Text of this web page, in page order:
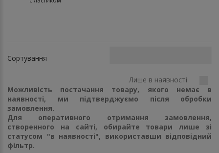
Сортування
Лише в наявності
Можливість постачання товару, якого немає в
наявності, ми підтверджуємо після обробки
замовлення.
Для оперативного отримання замовлення,
створенного на сайті, обирайте товари лише зі
статусом "в наявності", використавши відповідний
фільтр.